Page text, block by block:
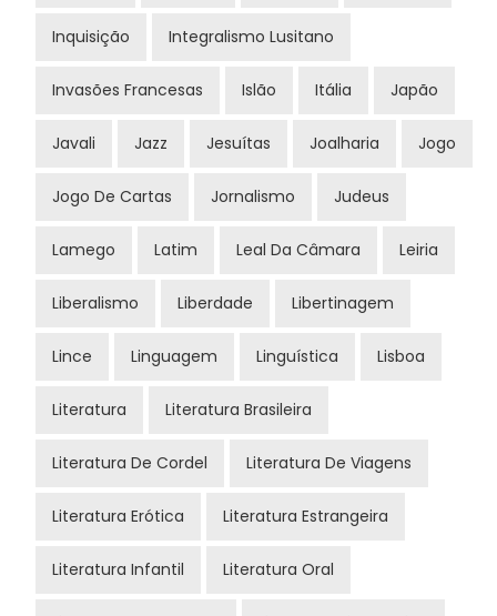
Inquisição Integralismo Lusitano
Invasões Francesas Islão Itália Japão
Javali Jazz Jesuítas Joalharia Jogo
Jogo De Cartas Jornalismo Judeus
Lamego Latim Leal Da Câmara Leiria
Liberalismo Liberdade Libertinagem
Lince Linguagem Linguística Lisboa
Literatura Literatura Brasileira
Literatura De Cordel Literatura De Viagens
Literatura Erótica Literatura Estrangeira
Literatura Infantil Literatura Oral